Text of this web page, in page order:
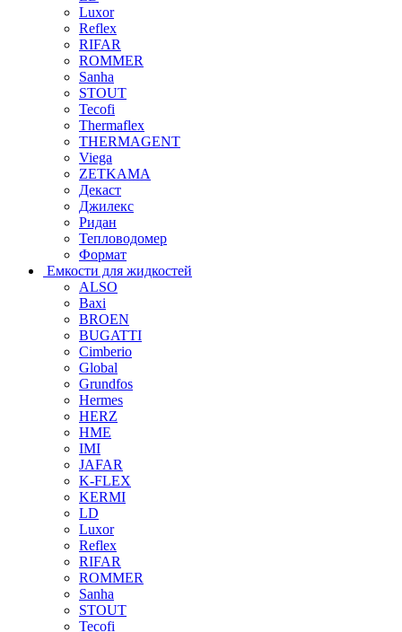
Luxor
Reflex
RIFAR
ROMMER
Sanha
STOUT
Tecofi
Thermaflex
THERMAGENT
Viega
ZETKAMA
Декаст
Джилекс
Ридан
Тепловодомер
Формат
Емкости для жидкостей
ALSO
Baxi
BROEN
BUGATTI
Cimberio
Global
Grundfos
Hermes
HERZ
HME
IMI
JAFAR
K-FLEX
KERMI
LD
Luxor
Reflex
RIFAR
ROMMER
Sanha
STOUT
Tecofi